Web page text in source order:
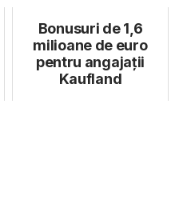
Bonusuri de 1,6
milioane de euro
pentru angajații
Kaufland